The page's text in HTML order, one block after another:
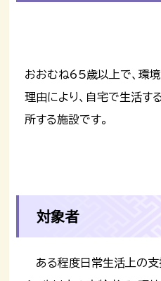
おおむね65歳以上で、環
理由により、自宅で生活す
所する施設です。
対象者
ある程度日常生活上の支